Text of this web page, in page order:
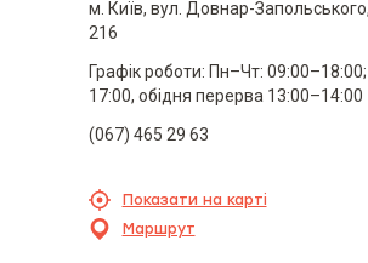
м. Київ, вул. Довнар-
216
Графік роботи: Пн–Чт:
17:00, обідня перерва 13:00–14:00
(067) 465 29 63
Показати на карті
Маршрут